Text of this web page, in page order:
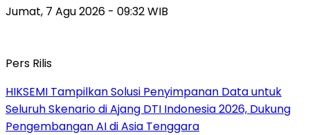
Jumat, 7 Agu 2026 - 09:32 WIB
Pers Rilis
HIKSEMI Tampilkan Solusi Penyimpanan Data untuk
Seluruh Skenario di Ajang DTI Indonesia 2026, Dukung
Pengembangan AI di Asia Tenggara